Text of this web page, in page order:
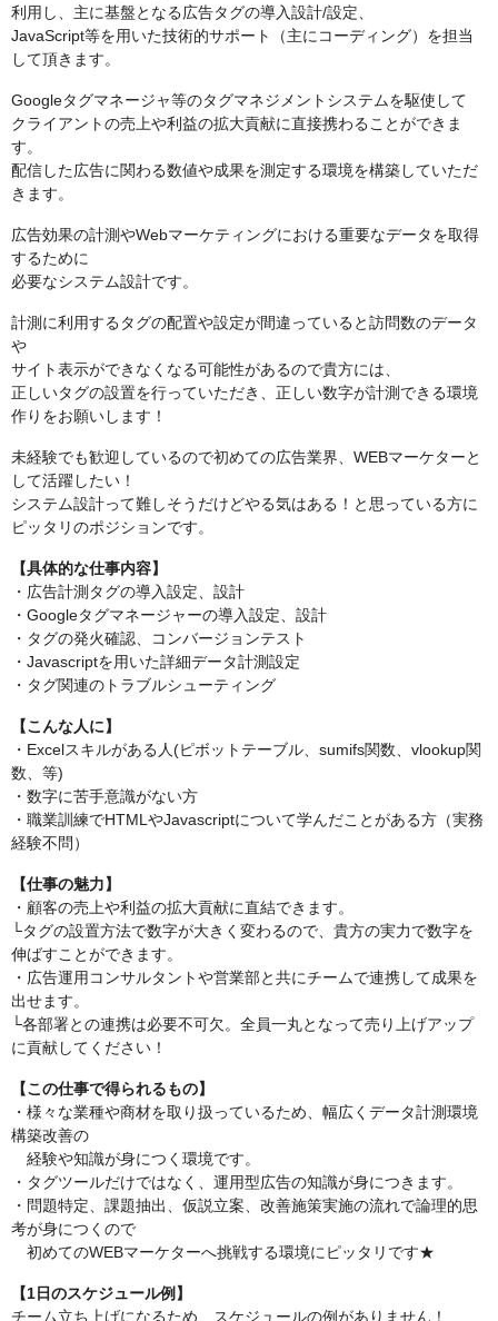
利用し、主に基盤となる広告タグの導入設計/設定、
JavaScript等を用いた技術的サポート（主にコーディング）を担当
して頂きます。
Googleタグマネージャ等のタグマネジメントシステムを駆使して
クライアントの売上や利益の拡大貢献に直接携わることができま
す。
配信した広告に関わる数値や成果を測定する環境を構築していただ
きます。
広告効果の計測やWebマーケティングにおける重要なデータを取得
するために
必要なシステム設計です。
計測に利用するタグの配置や設定が間違っていると訪問数のデータ
や
サイト表示ができなくなる可能性があるので貴方には、
正しいタグの設置を行っていただき、正しい数字が計測できる環境
作りをお願いします！
未経験でも歓迎しているので初めての広告業界、WEBマーケターと
して活躍したい！
システム設計って難しそうだけどやる気はある！と思っている方に
ピッタリのポジションです。
【具体的な仕事内容】
・広告計測タグの導入設定、設計
・Googleタグマネージャーの導入設定、設計
・タグの発火確認、コンバージョンテスト
・Javascriptを用いた詳細データ計測設定
・タグ関連のトラブルシューティング
【こんな人に】
・Excelスキルがある人(ピボットテーブル、sumifs関数、vlookup関
数、等)
・数字に苦手意識がない方
・職業訓練でHTMLやJavascriptについて学んだことがある方（実務
経験不問）
【仕事の魅力】
・顧客の売上や利益の拡大貢献に直結できます。
└タグの設置方法で数字が大きく変わるので、貴方の実力で数字を
伸ばすことができます。
・広告運用コンサルタントや営業部と共にチームで連携して成果を
出せます。
└各部署との連携は必要不可欠。全員一丸となって売り上げアップ
に貢献してください！
【この仕事で得られるもの】
・様々な業種や商材を取り扱っているため、幅広くデータ計測環境
構築改善の
経験や知識が身につく環境です。
・タグツールだけではなく、運用型広告の知識が身につきます。
・問題特定、課題抽出、仮説立案、改善施策実施の流れで論理的思
考が身につくので
初めてのWEBマーケターへ挑戦する環境にピッタリです★
【1日のスケジュール例】
チーム立ち上げになるため、スケジュールの例がありません！